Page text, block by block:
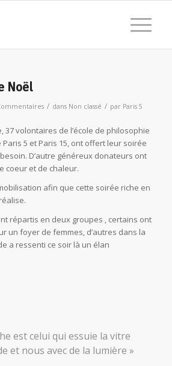
Noël
/ dans Non classé / par Paris 5
37 volontaires de l’école de philosophie
5 et Paris 15, ont offert leur soirée
D’autre généreux donateurs ont
coeur et de chaleur.
afin que cette soirée riche en
répartis en deux groupes , certains ont
un foyer de femmes, d’autres dans la
a ressenti ce soir là un élan
est celui qui essuie la vitre
et nous avec de la lumière »